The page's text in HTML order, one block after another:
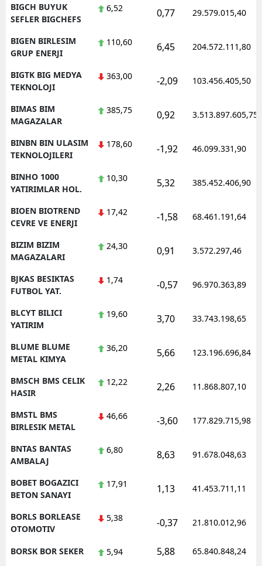
BIGCH BUYUK
SEFLER BIGCHEFS
6,52 0,77 29.579.015,40
BIGEN BIRLESIM
GRUP ENERJI
110,60 6,45 204.572.111,80
BIGTK BIG MEDYA
TEKNOLOJI
363,00 -2,09 103.456.405,50
BIMAS BIM
MAGAZALAR
385,75 0,92 3.513.897.605,75
BINBN BIN ULASIM
TEKNOLOJILERI
178,60 -1,92 46.099.331,90
BINHO 1000
YATIRIMLAR HOL.
10,30 5,32 385.452.406,90
BIOEN BIOTREND
CEVRE VE ENERJI
17,42 -1,58 68.461.191,64
BIZIM BIZIM
MAGAZALARI
24,30 0,91 3.572.297,46
BJKAS BESIKTAS
FUTBOL YAT.
1,74 -0,57 96.970.363,89
BLCYT BILICI
YATIRIM
19,60 3,70 33.743.198,65
BLUME BLUME
METAL KIMYA
36,20 5,66 123.196.696,84
BMSCH BMS CELIK
HASIR
12,22 2,26 11.868.807,10
BMSTL BMS
BIRLESIK METAL
46,66 -3,60 177.829.715,98
BNTAS BANTAS
AMBALAJ
6,80 8,63 91.678.048,63
BOBET BOGAZICI
BETON SANAYI
17,91 1,13 41.453.711,11
BORLS BORLEASE
OTOMOTIV
5,38 -0,37 21.810.012,96
BORSK BOR SEKER 5,94 5,88 65.840.848,24